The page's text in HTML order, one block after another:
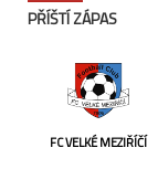
PŘÍŠTÍ ZÁPAS
FC VELKÉ MEZIŘÍČÍ